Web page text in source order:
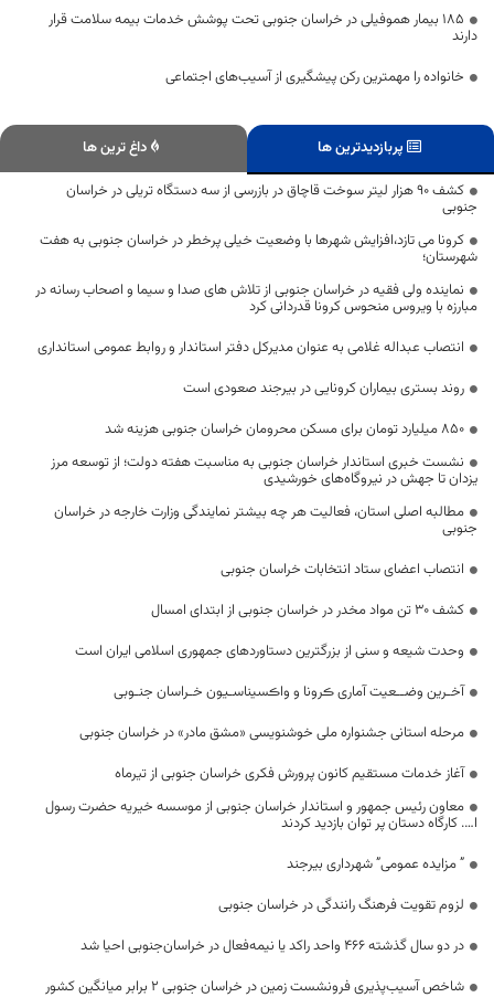
۱۸۵ بیمار هموفیلی در خراسان جنوبی تحت پوشش خدمات بیمه سلامت قرار
دارند
خانواده را مهمترین رکن پیشگیری از آسیب‌های اجتماعی
پربازدیدترین ها
داغ ترین ها
کشف ۹۰ هزار لیتر سوخت قاچاق در بازرسی از سه دستگاه تریلی در خراسان
جنوبی
کرونا می تازد،افزایش شهرها با وضعیت خیلی پرخطر در خراسان جنوبی به هفت
شهرستان؛
نماینده ولی فقیه در خراسان جنوبی از تلاش های صدا و سیما و اصحاب رسانه در
مبارزه با ویروس منحوس کرونا قدردانی کرد
انتصاب عبداله غلامی به عنوان مدیرکل دفتر استاندار و روابط عمومی استانداری
روند بستری بیماران کرونایی در بیرجند صعودی است
۸۵۰ میلیارد تومان برای مسکن محرومان خراسان جنوبی هزینه شد
نشست خبری استاندار خراسان جنوبی به مناسبت هفته دولت؛ از توسعه مرز
یزدان تا جهش در نیروگاه‌های خورشیدی
مطالبه اصلی استان، فعالیت هر چه بیشتر نمایندگی وزارت خارجه در خراسان
جنوبی
انتصاب اعضای ستاد انتخابات خراسان جنوبی
کشف 30 تن مواد مخدر در خراسان جنوبی از ابتدای امسال
وحدت شیعه و سنی از بزرگترین دستاوردهای جمهوری اسلامی ایران است
آخـرین وضــعیت آماری ڪرونا و واڪسیناسـیون خـراسان جنـوبی
مرحله استانی جشنواره ملی خوشنویسی «مشق مادر» در خراسان جنوبی
آغاز خدمات مستقیم کانون پرورش فکری خراسان جنوبی از تیرماه
معاون رئیس جمهور و استاندار خراسان جنوبی از موسسه خیریه حضرت رسول
ا…. کارگاه دستان پر توان بازدید کردند
” مزایده عمومی” شهرداری بیرجند
لزوم تقویت فرهنگ رانندگی در خراسان جنوبی
در دو سال گذشته ۴۶۶ واحد راکد یا نیمه‌فعال در خراسان‌جنوبی احیا شد
شاخص آسیب‌پذیری فرونشست زمین در خراسان جنوبی ۲ برابر میانگین کشور